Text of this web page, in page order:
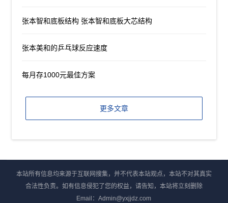
张本智和底板结构 张本智和底板大芯结构
张本美和的乒乓球反应速度
每月存1000元最佳方案
更多文章
本站所有信息均来源于互联网搜集，并不代表本站观点，本站不对其真实
合法性负责。如有信息侵犯了您的权益，请告知，本站将立刻删除
Email：Admin@yxjjdz.com